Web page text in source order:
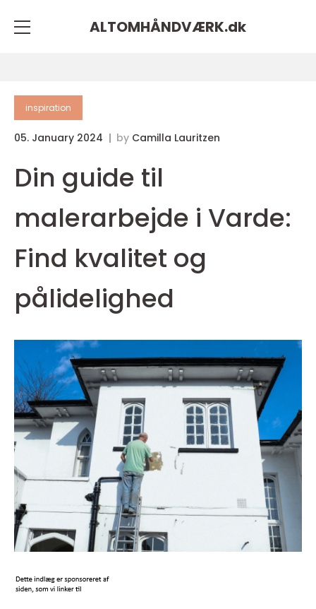
ALTOMHÅNDVÆRK.dk
inspiration
05. January 2024 by Camilla Lauritzen
Din guide til
malerarbejde i Varde:
Find kvalitet og
pålidelighed